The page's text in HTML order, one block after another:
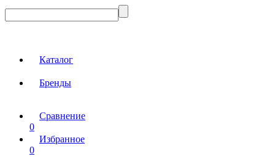
Каталог
Бренды
Сравнение
0
Избранное
0